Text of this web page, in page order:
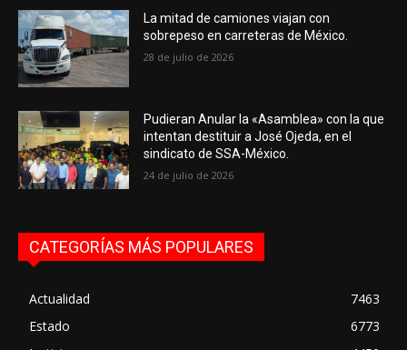
La mitad de camiones viajan con
sobrepeso en carreteras de México.
28 de julio de 2026
Pudieran Anular la «Asamblea» con la que
intentan destituir a José Ojeda, en el
sindicato de SSA-México.
24 de julio de 2026
CATEGORÍAS MÁS POPULARES
Actualidad
7463
Estado
6773